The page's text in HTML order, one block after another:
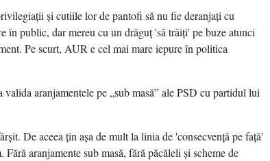
şi cutiile lor de pantofi să nu fie deranjaţi cu
în public, dar mereu cu un drăguţ 'să trăiţi' pe buze atunci
Pe scurt, AUR e cel mai mare iepure în politica
aranjamentele pe „sub masă” ale PSD cu partidul lui
De aceea ţin aşa de mult la linia de 'consecvenţă pe faţă'
aranjamente sub masă, fără păcăleli şi scheme de